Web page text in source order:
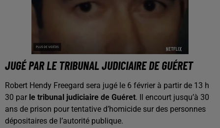
JUGÉ PAR LE TRIBUNAL JUDICIAIRE DE GUÉRET
Robert Hendy Freegard sera jugé le 6 février à partir de 13 h
30 par le tribunal judiciaire de Guéret. Il encourt jusqu’à 30
ans de prison pour tentative d’homicide sur des personnes
dépositaires de l’autorité publique.